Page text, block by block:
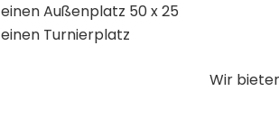
einen Außenplatz 50 x 25
einen Turnierplatz
Wir